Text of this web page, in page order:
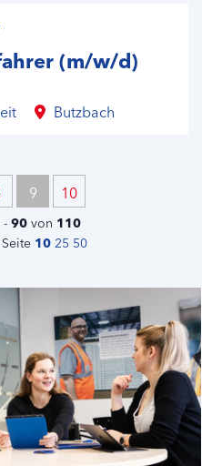
(m/w/d)
Butzbach
9 10
- 90 von 110
10 25 50